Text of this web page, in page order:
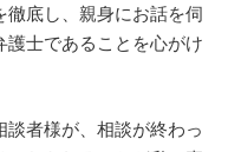
底し、親身にお話を伺
士であることを心がけ
者様が、相談が終わっ